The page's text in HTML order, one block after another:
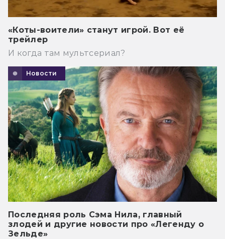
«Коты-воители» станут игрой. Вот её
трейлер
И когда там мультсериал?
Новости
Последняя роль Сэма Нила, главный
злодей и другие новости про «Легенду о
Зельде»